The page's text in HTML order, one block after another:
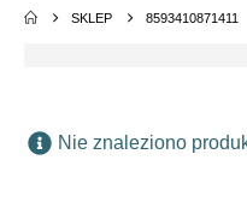
SKLEP 8593410871411
Nie znaleziono